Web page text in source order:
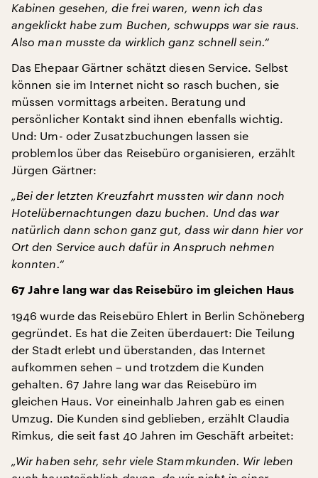
Kabinen gesehen, die frei waren, wenn ich das
angeklickt habe zum Buchen, schwupps war sie raus.
Also man musste da wirklich ganz schnell sein.“
Das Ehepaar Gärtner schätzt diesen Service. Selbst
können sie im Internet nicht so rasch buchen, sie
müssen vormittags arbeiten. Beratung und
persönlicher Kontakt sind ihnen ebenfalls wichtig.
Und: Um- oder Zusatzbuchungen lassen sie
problemlos über das Reisebüro organisieren, erzählt
Jürgen Gärtner:
„Bei der letzten Kreuzfahrt mussten wir dann noch
Hotelübernachtungen dazu buchen. Und das war
natürlich dann schon ganz gut, dass wir dann hier vor
Ort den Service auch dafür in Anspruch nehmen
konnten.“
67 Jahre lang war das Reisebüro im gleichen Haus
1946 wurde das Reisebüro Ehlert in Berlin Schöneberg
gegründet. Es hat die Zeiten überdauert: Die Teilung
der Stadt erlebt und überstanden, das Internet
aufkommen sehen – und trotzdem die Kunden
gehalten. 67 Jahre lang war das Reisebüro im
gleichen Haus. Vor eineinhalb Jahren gab es einen
Umzug. Die Kunden sind geblieben, erzählt Claudia
Rimkus, die seit fast 40 Jahren im Geschäft arbeitet:
„Wir haben sehr, sehr viele Stammkunden. Wir leben